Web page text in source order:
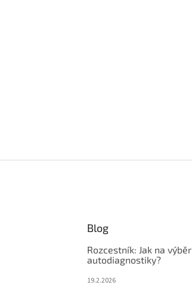
Blog
Rozcestník: Jak na výběr
autodiagnostiky?
19.2.2026